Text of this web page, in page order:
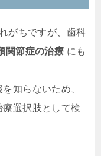
がちですが、歯科
関節症の治療 にも
知らないため、
選択肢として検